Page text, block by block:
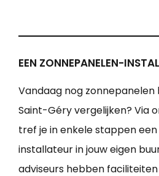
EEN ZONNEPANELEN-
Vandaag nog zonnepanelen
Saint-Géry vergelijken? Via
tref je in enkele stappen
installateur in jouw eigen
adviseurs hebben